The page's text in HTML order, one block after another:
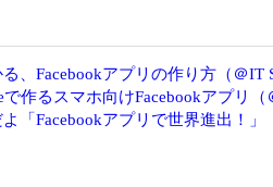
、Facebookアプリの作り方（＠IT
作るスマホ向けFacebookアプリ（
「Facebookアプリで世界進出！」